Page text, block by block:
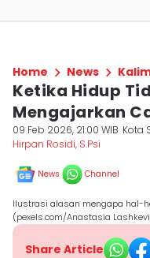
Home News
Ketika Hidup
Mengajarkan
09 Feb 2026, 21:00 WIB Kota
Hirpan Rosidi, S.Psi
News Channel
Ilustrasi alasan mengapa hal-
(pexels.com/Anastasia
Share Article